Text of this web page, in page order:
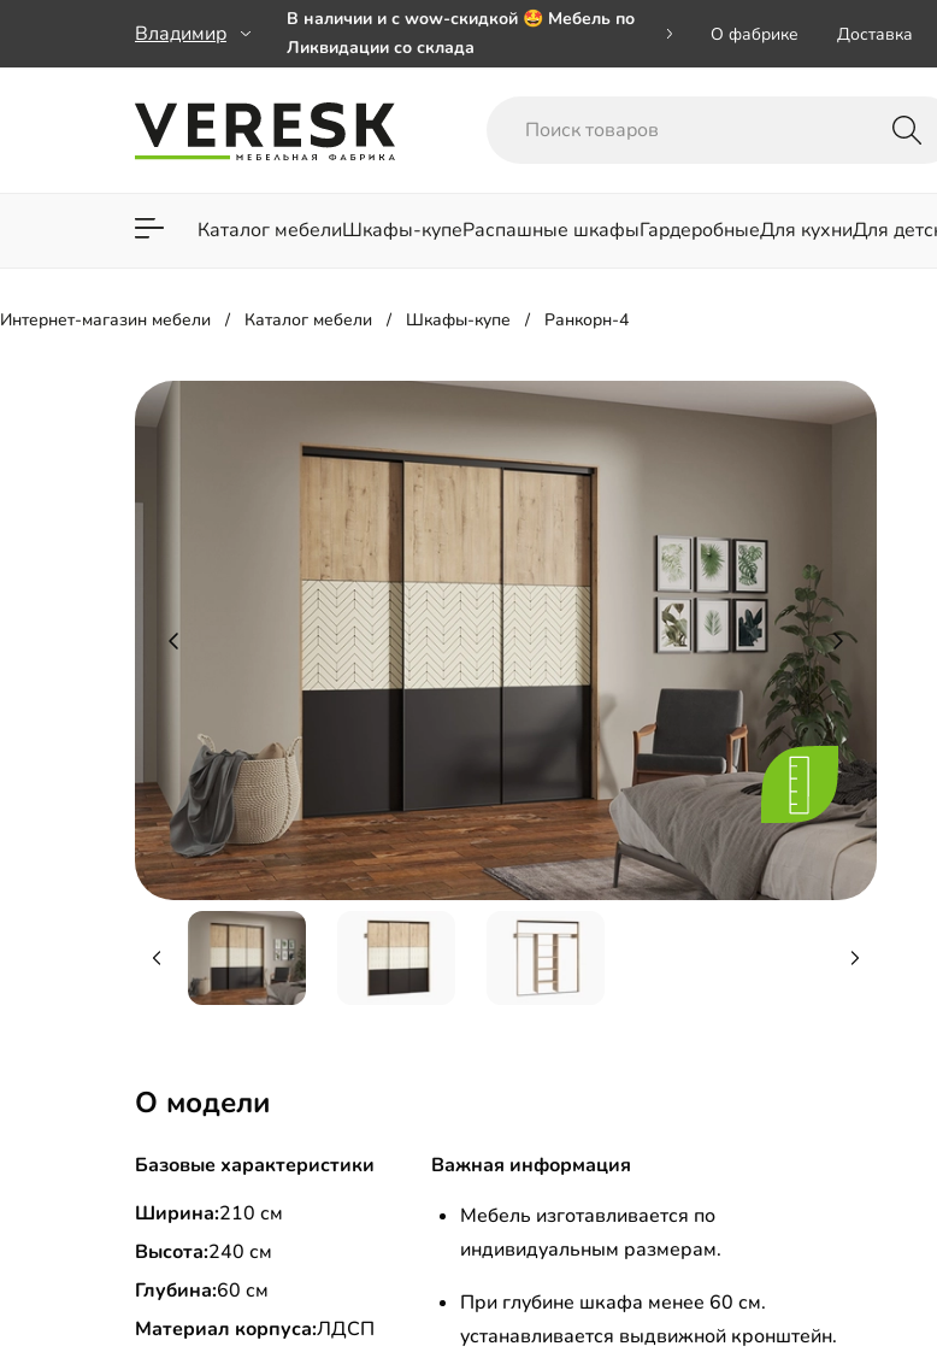
Владимир
В наличии и с wow-скидкой 🤩 Мебель по
Ликвидации со склада
заказе от 50 000 ₽
Важно! Наш Whatsapp переехал на номер
О фабрике Доставка
Каталог мебелиШкафы-купеРаспашные шкафыГардеробныеДля кухниДля
Для гостиной Для спальни
Интернет-магазин мебели Каталог мебели Шкафы-купе Ранкорн-4
О модели
Базовые характеристики
Ширина:210 см
Высота:240 см
Глубина:60 см
Материал корпуса:ЛДСП
Важная информация
Мебель изготавливается по
индивидуальным размерам.
При глубине шкафа менее 60 см.
устанавливается выдвижной кронштейн.